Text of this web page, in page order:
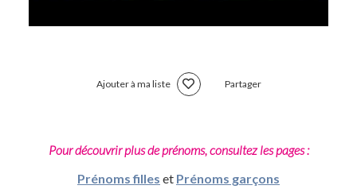
Ajouter à ma liste Partager
Pour découvrir plus de prénoms, consultez les pages :
Prénoms filles et Prénoms garçons